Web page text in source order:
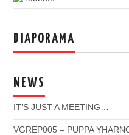
DIAPORAMA
NEWS
IT’S JUST A MEETING…
VGREP005 – PUPPA